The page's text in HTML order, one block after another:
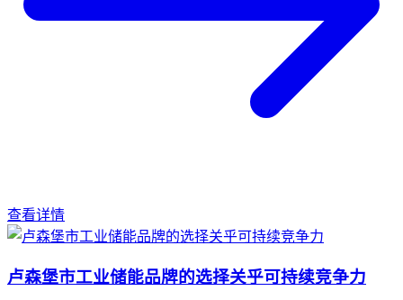
查看详情
卢森堡市工业储能品牌的选择关乎可持续竞争力